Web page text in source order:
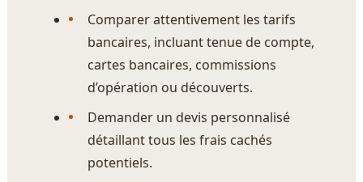
Comparer attentivement les tarifs
bancaires, incluant tenue de compte,
cartes bancaires, commissions
d’opération ou découverts.
Demander un devis personnalisé
détaillant tous les frais cachés
potentiels.